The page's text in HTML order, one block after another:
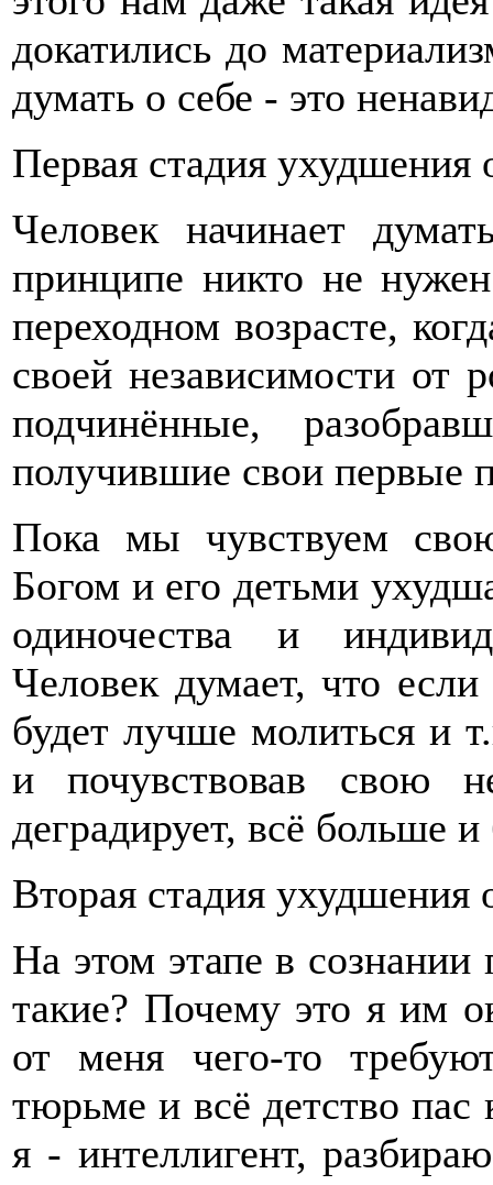
докатились до
думать о себе - это
Первая стадия ухудшения
Человек начинает
принципе никто не
переходном возрасте,
своей независимости от
подчинённые,
получившие свои первые
Пока мы чувствуем
Богом и его детьми
одиночества и
Человек думает, что
будет лучше молиться и
и почувствовав свою
деградирует, всё больше
Вторая стадия ухудшения
На этом этапе в сознании
такие? Почему это я им
от меня чего-то
тюрьме и всё детство пас
я - интеллигент,